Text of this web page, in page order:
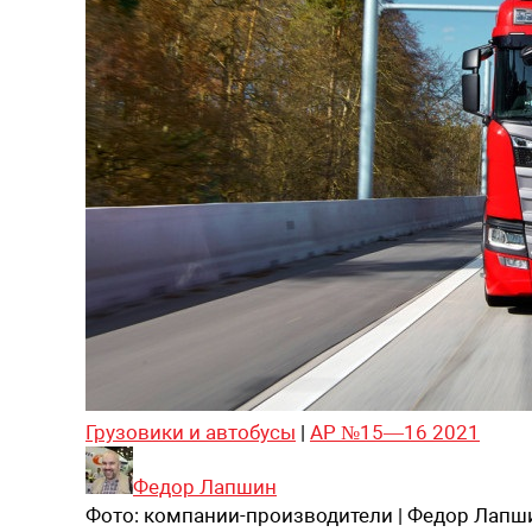
Грузовики и автобусы | АР №15—16 2021
Федор Лапшин
Фото: компании-производители | Федор